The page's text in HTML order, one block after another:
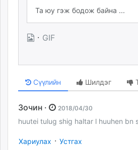
· GIF
Сүүлийн Шилдэг
Зочин · 2018/04/30
huutei tulug shig haltar l huuhen bn
Хариулах · Устгах